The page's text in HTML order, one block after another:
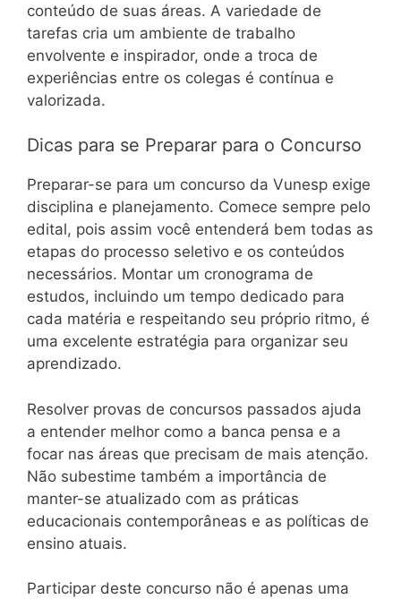
conteúdo de suas áreas. A variedade de
tarefas cria um ambiente de trabalho
envolvente e inspirador, onde a troca de
experiências entre os colegas é contínua e
valorizada.
Dicas para se Preparar para o Concurso
Preparar-se para um concurso da Vunesp exige
disciplina e planejamento. Comece sempre pelo
edital, pois assim você entenderá bem todas as
etapas do processo seletivo e os conteúdos
necessários. Montar um cronograma de
estudos, incluindo um tempo dedicado para
cada matéria e respeitando seu próprio ritmo, é
uma excelente estratégia para organizar seu
aprendizado.
Resolver provas de concursos passados ajuda
a entender melhor como a banca pensa e a
focar nas áreas que precisam de mais atenção.
Não subestime também a importância de
manter-se atualizado com as práticas
educacionais contemporâneas e as políticas de
ensino atuais.
Participar deste concurso não é apenas uma